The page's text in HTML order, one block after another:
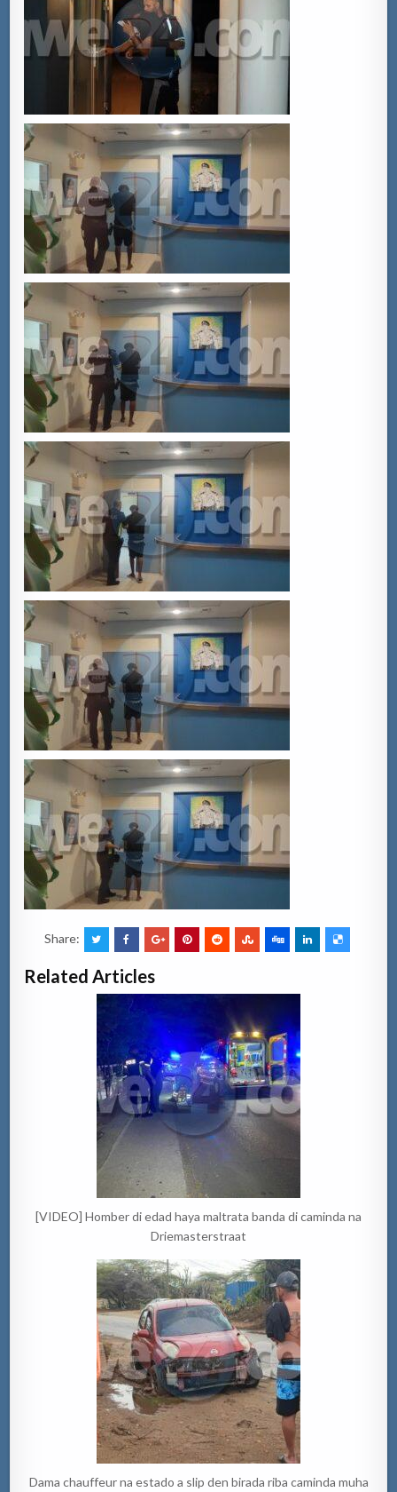
Share:
Related Articles
[VIDEO] Homber di edad haya maltrata banda di caminda na
Driemasterstraat
Dama chauffeur na estado a slip den birada riba caminda muha